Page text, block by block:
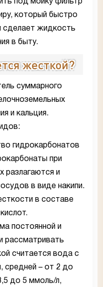
под мойку фильтр
который быстро
сделает жидкость
в быту.
жесткой?
суммарного
и кальция.
гидрокарбонатов
при
разлагаются и
в виде накипи.
в составе
постоянной и
рассматривать
считается вода с
средней – от 2 до
до 5 ммоль/л,